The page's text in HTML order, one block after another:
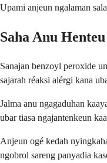
Upami anjeun ngalaman
Saha Anu
Sanajan benzoyl peroxide
sajarah réaksi alérgi kana
Jalma anu ngagaduhan
ubar tiasa ngajantenkeun
Anjeun ogé kedah
ngobrol sareng panyadia